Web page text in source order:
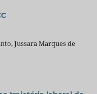
Jussara Marques de